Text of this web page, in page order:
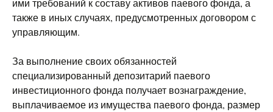
ими требований к составу активов паевого фонда, а
также в иных случаях, предусмотренных договором с
управляющим.
За выполнение своих обязанностей
специализированный депозитарий паевого
инвестиционного фонда получает вознаграждение,
выплачиваемое из имущества паевого фонда, размер